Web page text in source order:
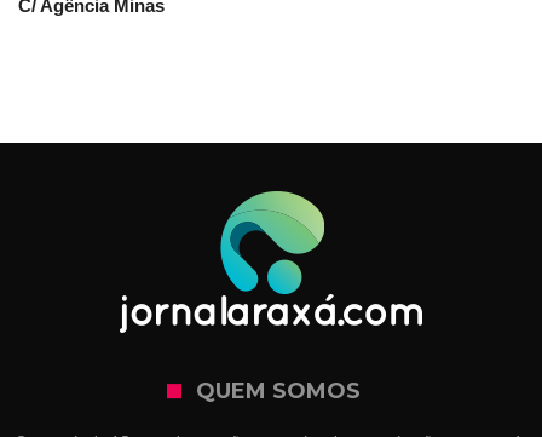
C/ Agência Minas
QUEM SOMOS